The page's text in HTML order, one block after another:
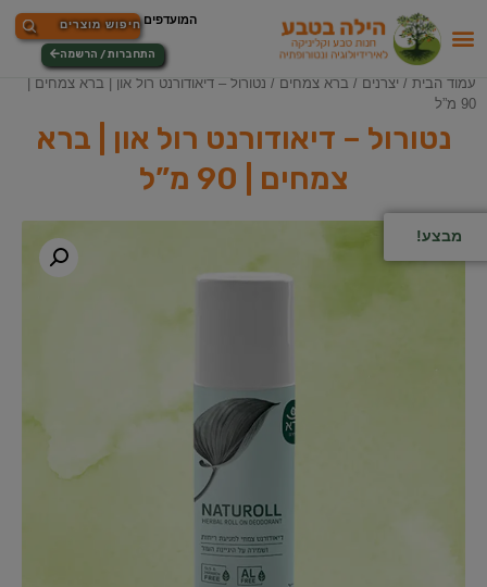
התחברות / הרשמה
עמוד הבית / יצרנים / ברא צמחים / נטורול – דיאודורנט רול און | ברא צמחים |
90 מ”ל
נטורול – דיאודורנט רול און | ברא
צמחים | 90 מ”ל
מבצע!